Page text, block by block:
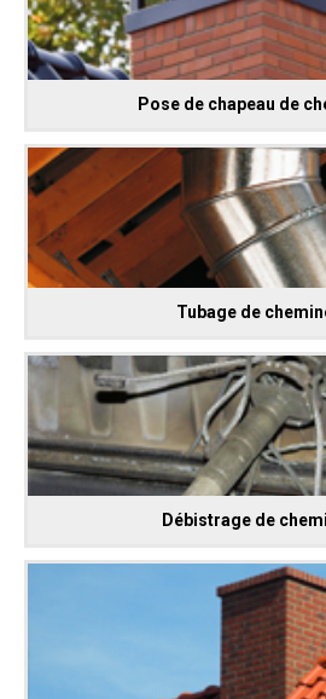
Pose de chapeau de
Tubage de
Débistrage de